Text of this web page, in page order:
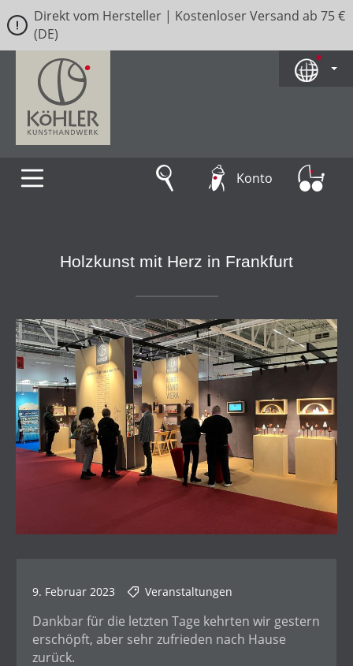
Zum Hauptinhalt springen
Direkt vom Hersteller | Kostenloser Versand ab 75 €
(DE)
Konto
Holzkunst mit Herz in Frankfurt
9. Februar 2023 Veranstaltungen
Dankbar für die letzten Tage kehrten wir gestern
erschöpft, aber sehr zufrieden nach Hause
zurück.